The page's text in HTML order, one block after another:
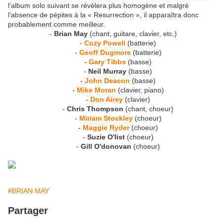
l’album solo suivant se révèlera plus homogène et malgré
l’absence de pépites à la « Resurrection », il apparaîtra donc
probablement comme meilleur.
- Brian May (chant, guitare, clavier, etc.)
- Cozy Powell (batterie)
- Geoff Dugmore (batterie)
- Gary Tibbs (basse)
- Neil Murray (basse)
- John Deacon (basse)
- Mike Moran (clavier, piano)
- Don Airey (clavier)
- Chris Thompson (chant, choeur)
- Miriam Stockley (choeur)
- Maggie Ryder (choeur)
- Suzie O'list (choeur)
- Gill O'donovan (choeur)
#BRIAN MAY
Partager